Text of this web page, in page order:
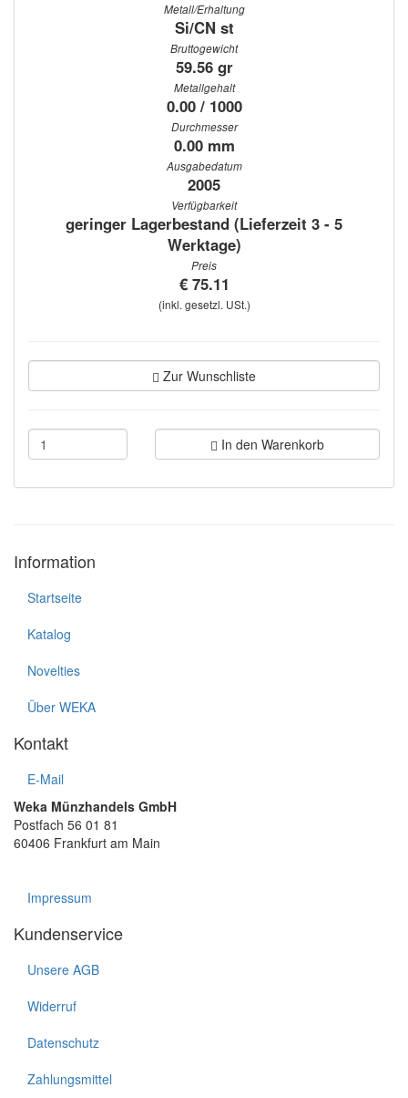
Metall/Erhaltung
Si/CN st
Bruttogewicht
59.56 gr
Metallgehalt
0.00 / 1000
Durchmesser
0.00 mm
Ausgabedatum
2005
Verfügbarkeit
geringer Lagerbestand (Lieferzeit 3 - 5
Werktage)
Preis
€ 75.11
(inkl. gesetzl. USt.)
Zur Wunschliste
In den Warenkorb
Information
Startseite
Katalog
Novelties
Über WEKA
Kontakt
E-Mail
Weka Münzhandels GmbH
Postfach 56 01 81
60406 Frankfurt am Main
Impressum
Kundenservice
Unsere AGB
Widerruf
Datenschutz
Zahlungsmittel